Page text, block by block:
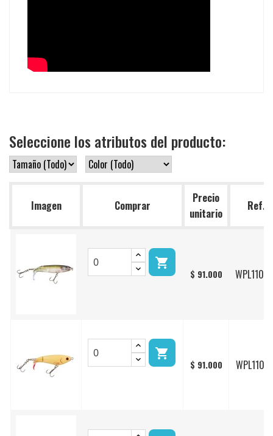
Seleccione los atributos del producto:
Imagen Comprar
Precio
unitario
Ref.

$ 91.000 WPL110/

$ 91.000 WPL110/